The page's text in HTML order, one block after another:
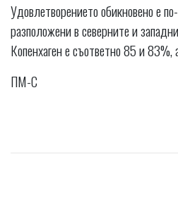
Удовлетворението обикновено е
разположени в северните и
Копенхаген е съответно 85 и
ПМ-С